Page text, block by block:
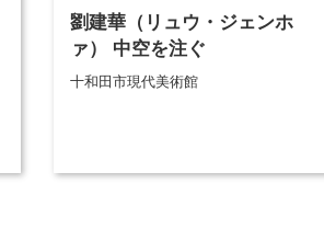
劉建華（リュウ・ジェンホ
ァ） 中空を注ぐ
十和田市現代美術館